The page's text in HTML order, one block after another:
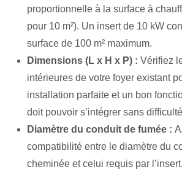
proportionnelle à la surface à
pour 10 m²). Un insert de 10 kW
surface de 100 m² maximum.
Dimensions (L x H x P) : Vérifiez
intérieures de votre foyer existant
installation parfaite et un bon
doit pouvoir s’intégrer sans
Diamètre du conduit de fumée :
compatibilité entre le diamètre du
cheminée et celui requis par